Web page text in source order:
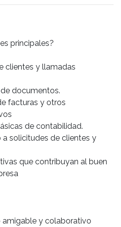
principales?
clientes y llamadas
documentos.
facturas y otros
de contabilidad.
solicitudes de clientes y
que contribuyan al buen
y colaborativo